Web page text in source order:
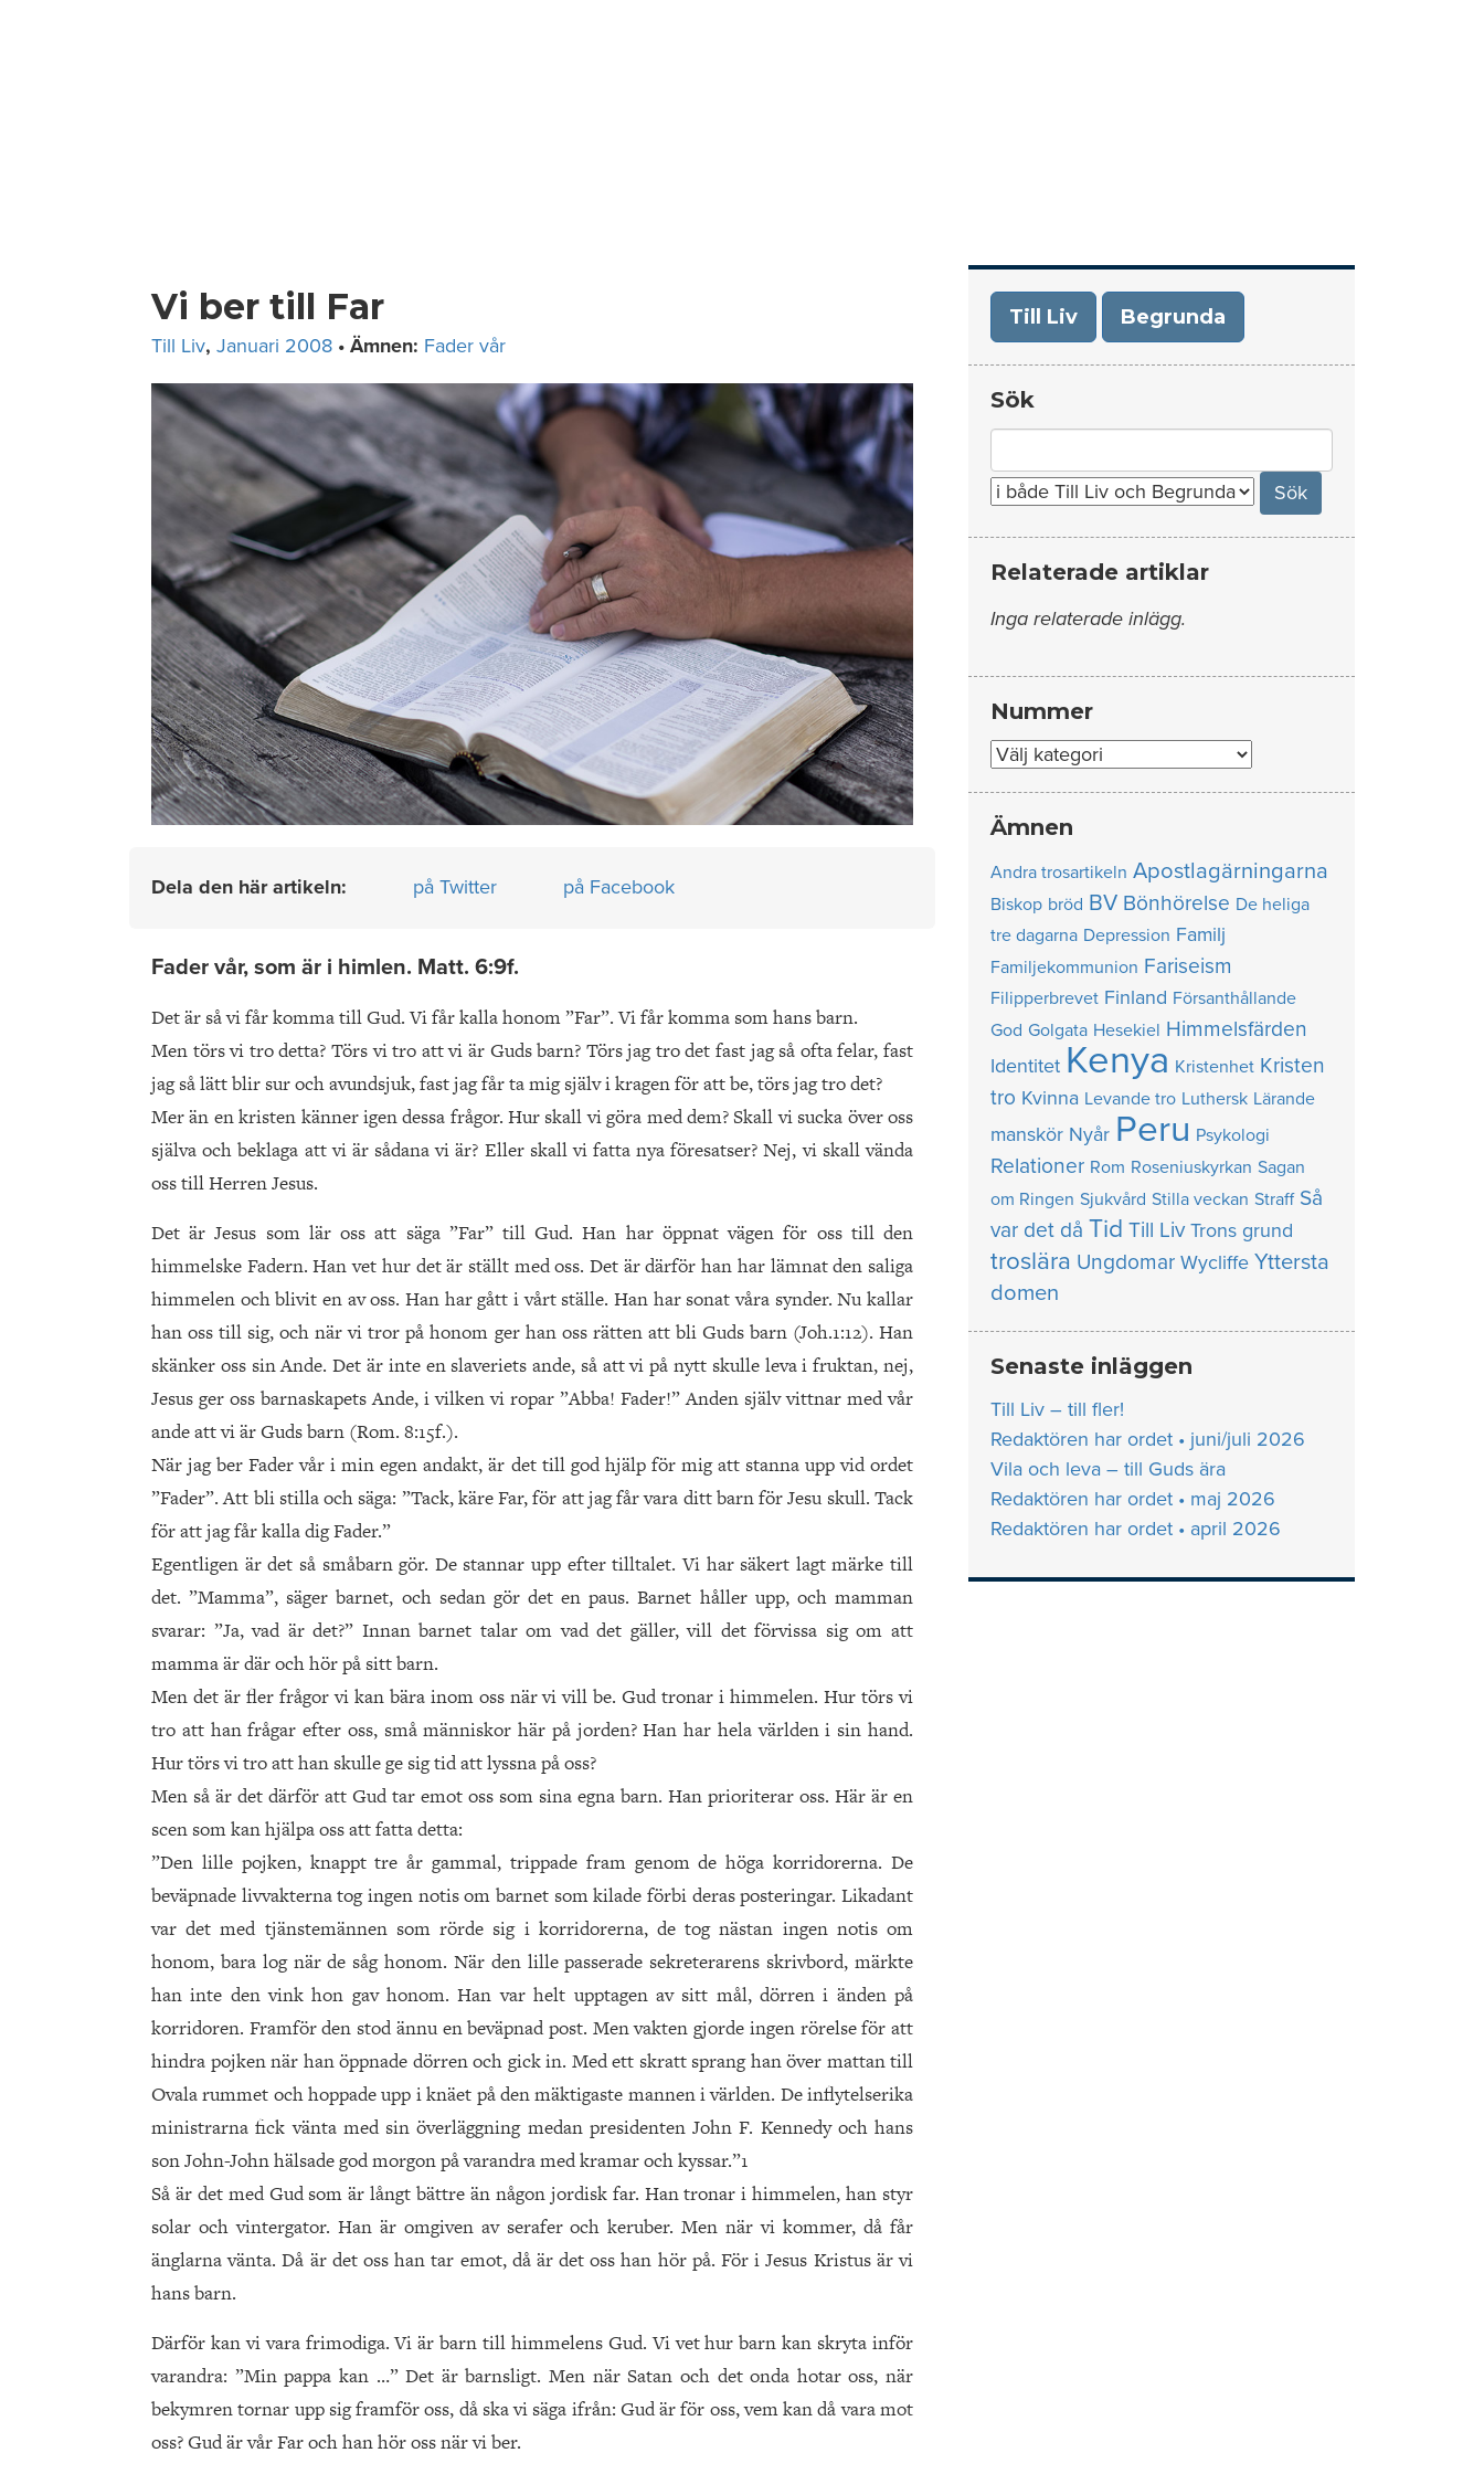
Vi ber till Far
Till Liv, Januari 2008 • Ämnen: Fader vår
Dela den här artikeln: på Twitter på Facebook
Fader vår, som är i himlen. Matt. 6:9f.
Det är så vi får komma till Gud. Vi får kalla honom ”Far”. Vi får komma som hans barn.
Men törs vi tro detta? Törs vi tro att vi är Guds barn? Törs jag tro det fast jag så ofta felar, fast
jag så lätt blir sur och avundsjuk, fast jag får ta mig själv i kragen för att be, törs jag tro det?
Mer än en kristen känner igen dessa frågor. Hur skall vi göra med dem? Skall vi sucka över oss
själva och beklaga att vi är sådana vi är? Eller skall vi fatta nya föresatser? Nej, vi skall vända
oss till Herren Jesus.
Det är Jesus som lär oss att säga ”Far” till Gud. Han har öppnat vägen för oss till den
himmelske Fadern. Han vet hur det är ställt med oss. Det är därför han har lämnat den saliga
himmelen och blivit en av oss. Han har gått i vårt ställe. Han har sonat våra synder. Nu kallar
han oss till sig, och när vi tror på honom ger han oss rätten att bli Guds barn (Joh.1:12). Han
skänker oss sin Ande. Det är inte en slaveriets ande, så att vi på nytt skulle leva i fruktan, nej,
Jesus ger oss barnaskapets Ande, i vilken vi ropar ”Abba! Fader!” Anden själv vittnar med vår
ande att vi är Guds barn (Rom. 8:15f.).
När jag ber Fader vår i min egen andakt, är det till god hjälp för mig att stanna upp vid ordet
”Fader”. Att bli stilla och säga: ”Tack, käre Far, för att jag får vara ditt barn för Jesu skull. Tack
för att jag får kalla dig Fader.”
Egentligen är det så småbarn gör. De stannar upp efter tilltalet. Vi har säkert lagt märke till
det. ”Mamma”, säger barnet, och sedan gör det en paus. Barnet håller upp, och mamman
svarar: ”Ja, vad är det?” Innan barnet talar om vad det gäller, vill det förvissa sig om att
mamma är där och hör på sitt barn.
Men det är fler frågor vi kan bära inom oss när vi vill be. Gud tronar i himmelen. Hur törs vi
tro att han frågar efter oss, små människor här på jorden? Han har hela världen i sin hand.
Hur törs vi tro att han skulle ge sig tid att lyssna på oss?
Men så är det därför att Gud tar emot oss som sina egna barn. Han prioriterar oss. Här är en
scen som kan hjälpa oss att fatta detta:
”Den lille pojken, knappt tre år gammal, trippade fram genom de höga korridorerna. De
beväpnade livvakterna tog ingen notis om barnet som kilade förbi deras posteringar. Likadant
var det med tjänstemännen som rörde sig i korridorerna, de tog nästan ingen notis om
honom, bara log när de såg honom. När den lille passerade sekreterarens skrivbord, märkte
han inte den vink hon gav honom. Han var helt upptagen av sitt mål, dörren i änden på
korridoren. Framför den stod ännu en beväpnad post. Men vakten gjorde ingen rörelse för att
hindra pojken när han öppnade dörren och gick in. Med ett skratt sprang han över mattan till
Ovala rummet och hoppade upp i knäet på den mäktigaste mannen i världen. De inflytelserika
ministrarna fick vänta med sin överläggning medan presidenten John F. Kennedy och hans
son John-John hälsade god morgon på varandra med kramar och kyssar.”1
Så är det med Gud som är långt bättre än någon jordisk far. Han tronar i himmelen, han styr
solar och vintergator. Han är omgiven av serafer och keruber. Men när vi kommer, då får
änglarna vänta. Då är det oss han tar emot, då är det oss han hör på. För i Jesus Kristus är vi
hans barn.
Därför kan vi vara frimodiga. Vi är barn till himmelens Gud. Vi vet hur barn kan skryta inför
varandra: ”Min pappa kan …” Det är barnsligt. Men när Satan och det onda hotar oss, när
bekymren tornar upp sig framför oss, då ska vi säga ifrån: Gud är för oss, vem kan då vara mot
oss? Gud är vår Far och han hör oss när vi ber.
Till Liv Begrunda
Sök
for:
Relaterade artiklar
Inga relaterade inlägg.
Nummer
Nummer
Ämnen
Andra trosartikeln Apostlagärningarna
Biskop bröd BV Bönhörelse De heliga
tre dagarna Depression Familj
Familjekommunion Fariseism
Filipperbrevet Finland Försanthållande
God Golgata Hesekiel Himmelsfärden
Identitet Kenya Kristenhet Kristen
tro Kvinna Levande tro Luthersk Lärande
manskör Nyår Peru Psykologi
Relationer Rom Roseniuskyrkan Sagan
om Ringen Sjukvård Stilla veckan Straff Så
var det då Tid Till Liv Trons grund
troslära Ungdomar Wycliffe Yttersta
domen
Senaste inläggen
Till Liv – till fler!
Redaktören har ordet • juni/juli 2026
Vila och leva – till Guds ära
Redaktören har ordet • maj 2026
Redaktören har ordet • april 2026